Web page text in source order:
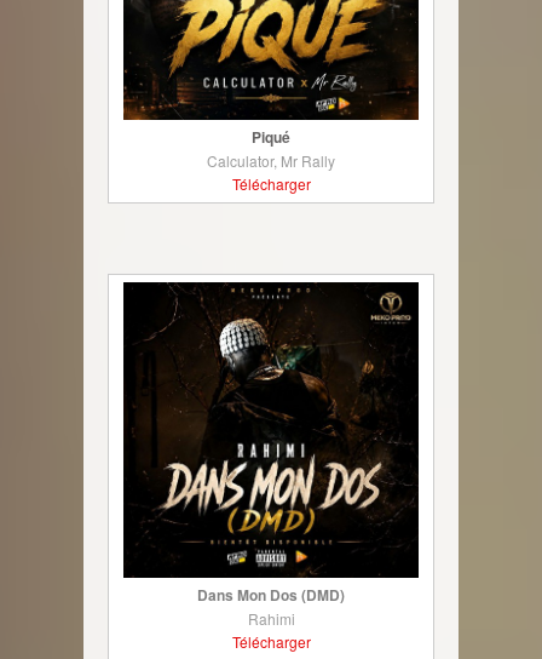
Piqué
Calculator, Mr Rally
Télécharger
Dans Mon Dos (DMD)
Rahimi
Télécharger